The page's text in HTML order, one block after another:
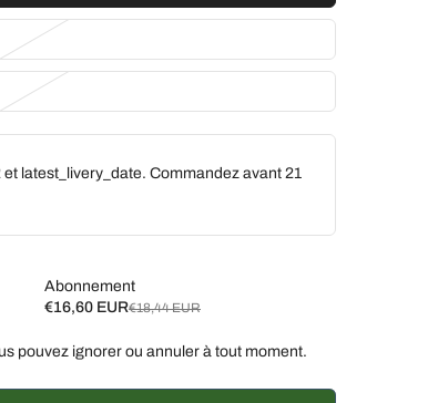
latest_livery_date. Commandez avant21
Abonnement
€16,60 EUR€18,44 EUR
pouvez ignorer ou annuler à tout moment.